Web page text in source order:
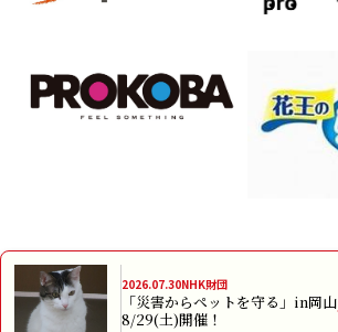
Xでも発信中！
2026.07.30NHK財団
「災害からペットを守る」in岡山
8/29(土)開催！